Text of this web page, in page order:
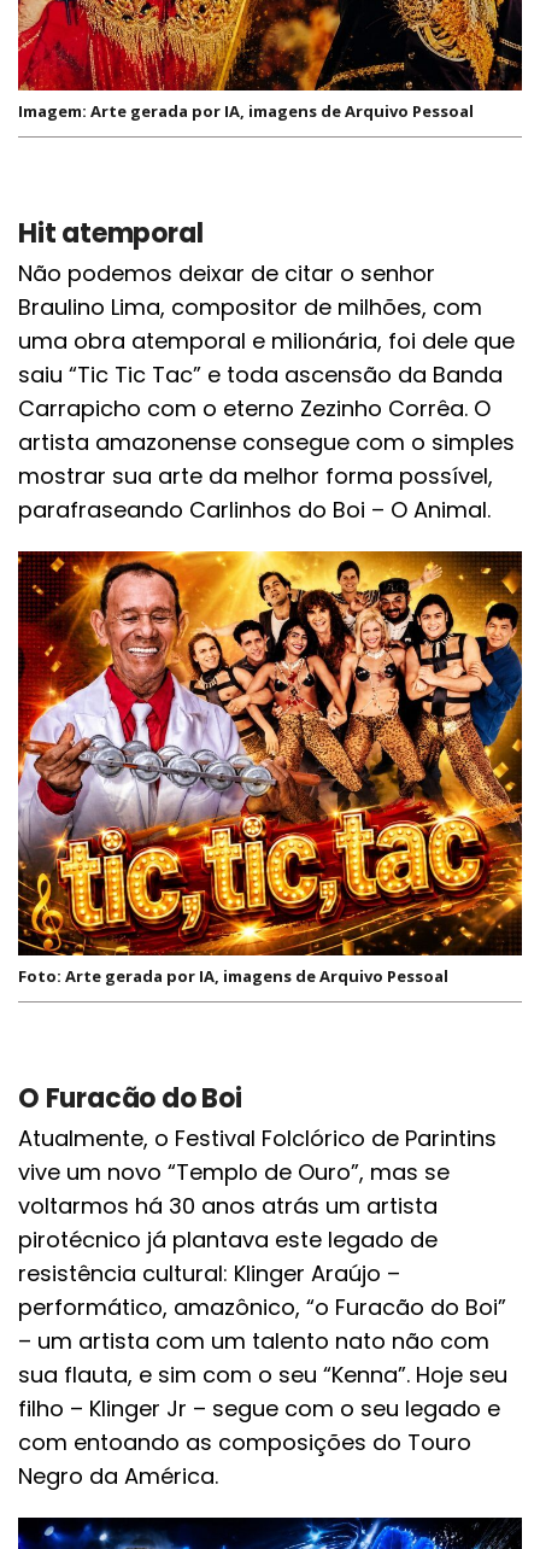
Imagem: Arte gerada por IA, imagens de Arquivo Pessoal
Hit atemporal
Não podemos deixar de citar o senhor
Braulino Lima, compositor de milhões, com
uma obra atemporal e milionária, foi dele que
saiu “Tic Tic Tac” e toda ascensão da Banda
Carrapicho com o eterno Zezinho Corrêa. O
artista amazonense consegue com o simples
mostrar sua arte da melhor forma possível,
parafraseando Carlinhos do Boi – O Animal.
Foto: Arte gerada por IA, imagens de Arquivo Pessoal
O Furacão do Boi
Atualmente, o Festival Folclórico de Parintins
vive um novo “Templo de Ouro”, mas se
voltarmos há 30 anos atrás um artista
pirotécnico já plantava este legado de
resistência cultural: Klinger Araújo –
performático, amazônico, “o Furacão do Boi”
– um artista com um talento nato não com
sua flauta, e sim com o seu “Kenna”. Hoje seu
filho – Klinger Jr – segue com o seu legado e
com entoando as composições do Touro
Negro da América.